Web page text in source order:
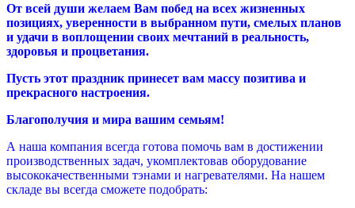
От всей души желаем Вам побед на всех жизненных
позициях, уверенности в выбранном пути, смелых планов
и удачи в воплощении своих мечтаний в реальность,
здоровья и процветания.
Пусть этот праздник принесет вам массу позитива и
прекрасного настроения.
Благополучия и мира вашим семьям!
А наша компания всегда готова помочь вам в достижении
производственных задач, укомплектовав оборудование
высококачественными тэнами и нагревателями. На нашем
складе вы всегда сможете подобрать: